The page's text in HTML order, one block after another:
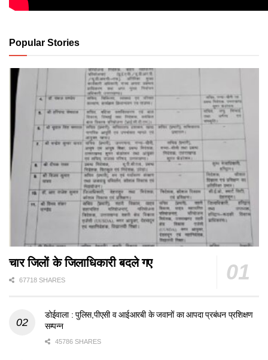
Popular Stories
चार जिलों के जिलाधिकारी बदले गए
67718 SHARES
डोईवाला : पुलिस,पीएसी व आईआरबी के जवानों का आपदा प्रबंधन प्रशिक्षण
सम्पन्न
45786 SHARES